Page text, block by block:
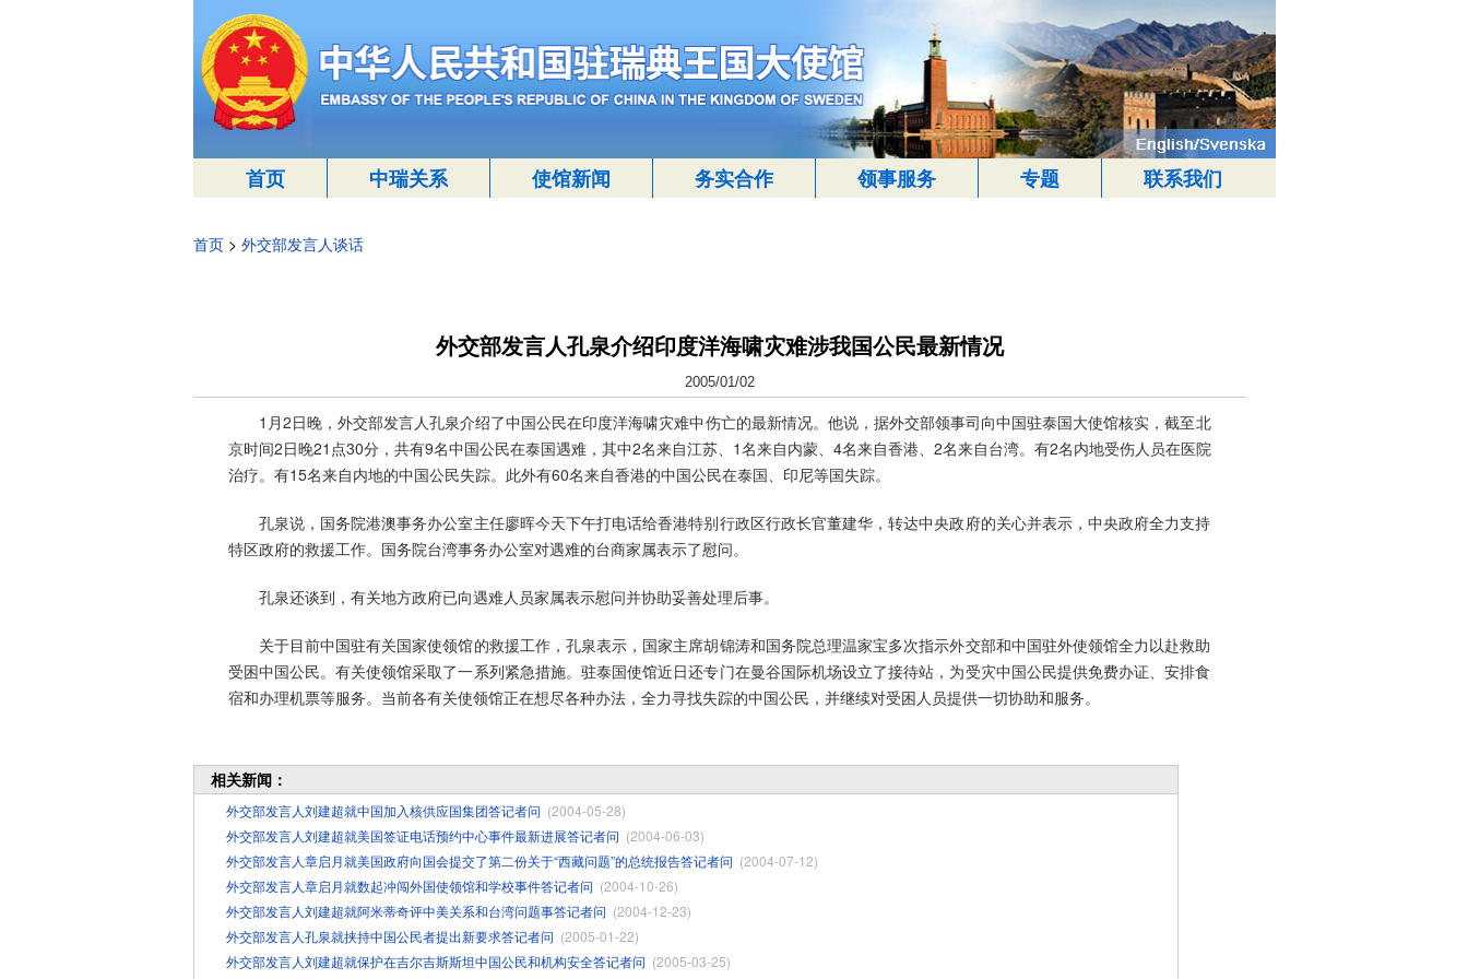
首页 中瑞关系 使馆新闻 务实合作 领事服务 专题 联系我们
首页> 外交部发言人谈话
外交部发言人孔泉介绍印度洋海啸灾难涉我国公民最新情况
2005/01/02
1月2日晚，外交部发言人孔泉介绍了中国公民在印度洋海啸灾难中伤亡的最新情况。他说，据外交部领事司向中国驻泰国大使馆核实，截至北
京时间2日晚21点30分，共有9名中国公民在泰国遇难，其中2名来自江苏、1名来自内蒙、4名来自香港、2名来自台湾。有2名内地受伤人员在医院
治疗。有15名来自内地的中国公民失踪。此外有60名来自香港的中国公民在泰国、印尼等国失踪。
孔泉说，国务院港澳事务办公室主任廖晖今天下午打电话给香港特别行政区行政长官董建华，转达中央政府的关心并表示，中央政府全力支持
特区政府的救援工作。国务院台湾事务办公室对遇难的台商家属表示了慰问。
孔泉还谈到，有关地方政府已向遇难人员家属表示慰问并协助妥善处理后事。
关于目前中国驻有关国家使领馆的救援工作，孔泉表示，国家主席胡锦涛和国务院总理温家宝多次指示外交部和中国驻外使领馆全力以赴救助
受困中国公民。有关使领馆采取了一系列紧急措施。驻泰国使馆近日还专门在曼谷国际机场设立了接待站，为受灾中国公民提供免费办证、安排食
宿和办理机票等服务。当前各有关使领馆正在想尽各种办法，全力寻找失踪的中国公民，并继续对受困人员提供一切协助和服务。
相关新闻：
外交部发言人刘建超就中国加入核供应国集团答记者问 (2004-05-28)
外交部发言人刘建超就美国签证电话预约中心事件最新进展答记者问 (2004-06-03)
外交部发言人章启月就美国政府向国会提交了第二份关于“西藏问题”的总统报告答记者问 (2004-07-12)
外交部发言人章启月就数起冲闯外国使领馆和学校事件答记者问 (2004-10-26)
外交部发言人刘建超就阿米蒂奇评中美关系和台湾问题事答记者问 (2004-12-23)
外交部发言人孔泉就挟持中国公民者提出新要求答记者问 (2005-01-22)
外交部发言人刘建超就保护在吉尔吉斯斯坦中国公民和机构安全答记者问 (2005-03-25)